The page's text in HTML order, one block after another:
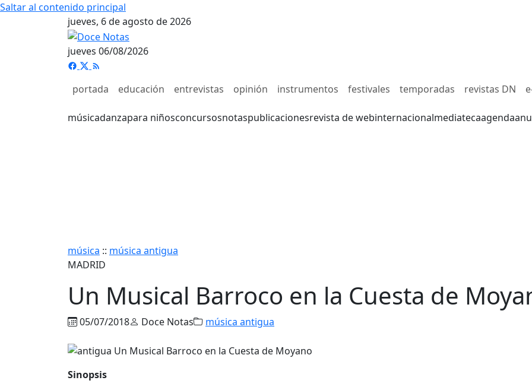
Saltar al contenido principal
jueves, 6 de agosto de 2026
jueves 06/08/2026
portada educación entrevistas opinión instrumentos festivales temporadas revistas DN
músicadanzapara niñosconcursosnotaspublicacionesrevista de webinternacionalmediatecaagenda
música :: música antigua
MADRID
Un Musical Barroco en la Cuesta de
05/07/2018 Doce Notas música antigua
Sinopsis